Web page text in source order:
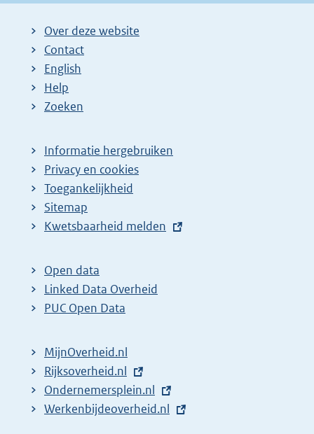
Over deze website
Contact
English
Help
Zoeken
Informatie hergebruiken
Privacy en cookies
Toegankelijkheid
Sitemap
E
t
e
r
l
i
n
k
Kwetsbaarheid melden
Open data
Linked Data Overheid
PUC Open Data
MijnOverheid.nl
E
x
t
Rijksoverheid.nl
E
x
Ondernemersplein.nl
E
Werkenbijdeoverheid.nl